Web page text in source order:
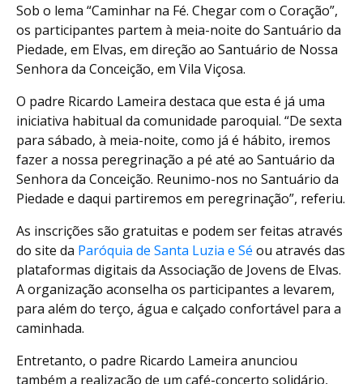
Sob o lema “Caminhar na Fé. Chegar com o Coração”,
os participantes partem à meia-noite do Santuário da
Piedade, em Elvas, em direção ao Santuário de Nossa
Senhora da Conceição, em Vila Viçosa.
O padre Ricardo Lameira destaca que esta é já uma
iniciativa habitual da comunidade paroquial. “De sexta
para sábado, à meia-noite, como já é hábito, iremos
fazer a nossa peregrinação a pé até ao Santuário da
Senhora da Conceição. Reunimo-nos no Santuário da
Piedade e daqui partiremos em peregrinação”, referiu.
As inscrições são gratuitas e podem ser feitas através
do site da Paróquia de Santa Luzia e Sé ou através das
plataformas digitais da Associação de Jovens de Elvas.
A organização aconselha os participantes a levarem,
para além do terço, água e calçado confortável para a
caminhada.
Entretanto, o padre Ricardo Lameira anunciou
também a realização de um café-concerto solidário,